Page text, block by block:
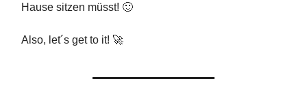
Hause sitzen müsst! 🙂
Also, let´s get to it! 🚀